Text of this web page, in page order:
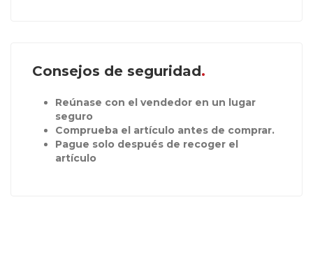
Consejos de seguridad
Reúnase con el vendedor en un lugar
seguro
Comprueba el artículo antes de comprar.
Pague solo después de recoger el
artículo